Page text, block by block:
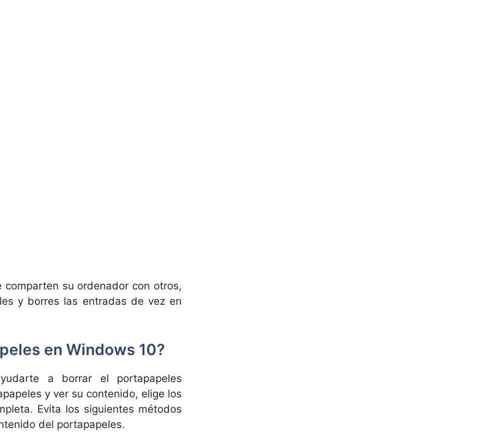
su ordenador con otros,
y borres las entradas de vez en
en Windows 10?
a borrar el portapapeles
y ver su contenido, elige los
Evita los siguientes métodos
del portapapeles.